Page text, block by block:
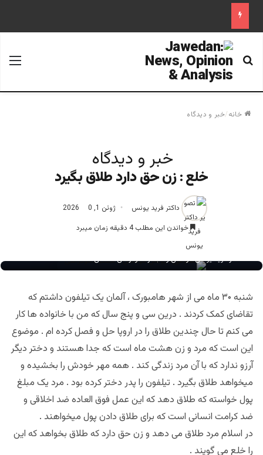
جستجو برای
خانه/خبر و دیدگاه
خبر و دیدگاه
خلع : زن حق دارد طلاق بگیرد
داکتر فرید یونس ژوئن 1, 2026
0
خواندن این مطلب 4 دقیقه زمان میبرد
دکتر فرید یونس موسس و مبتکر دموکراسی اسلامی
شنبه ۳۰ ماه می از شهر هامبورک ، آلمان یک تیلفون داشتم که
تقاضای کمک کردند . درین سی و پنج سال که من با خانواده ها کار
می کنم تا حال چندین طلاق را در اروپا حل و فصل کرده ام . موضوع
این است که مرد و زن هشت ماه است که جدا هستند و دختر دیگر
آرزو ندارد که با آن مرد زندگی کند . همه مهر خودش را بخشیده و
میخواهد طلاق بگیرد . تیلفون را پدر دختر کرده بود . مرد یک مبلغ
پول خواسته که طلاق دهد که این عمل فوق العاده ضد اخلاقی و
ضد کرامت انسانی است که برای طلاق دادن پول میخواهند .
در اسلام مرد طلاق می دهد و زن حق دارد که طلاق بخواهد که این
را خلع می گویند .